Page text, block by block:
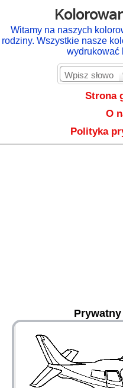
Witamy na naszych
rodziny. Wszystkie nasze
wydrukować
Strona
O
Polityka